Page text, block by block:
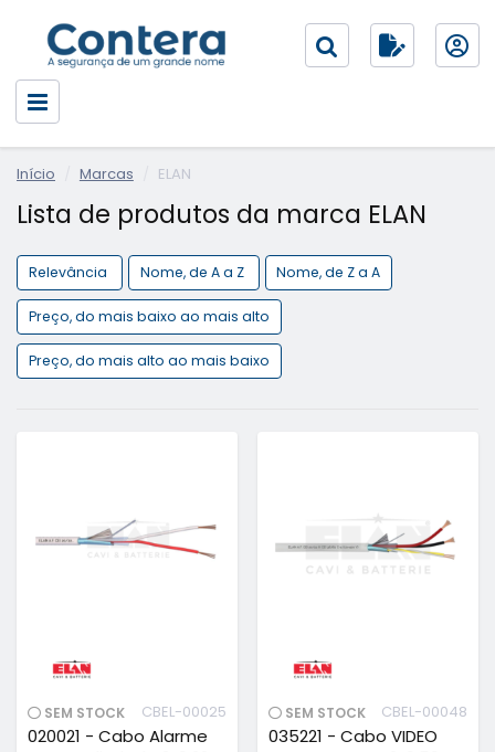
Início Marcas ELAN
Lista de produtos da marca ELAN
Relevância Nome, de A a Z Nome, de Z a A
Preço, do mais baixo ao mais alto
Preço, do mais alto ao mais baixo
SEM STOCK CBEL-00025
020021 - Cabo Alarme
SEM STOCK CBEL-00048
035221 - Cabo VIDEO